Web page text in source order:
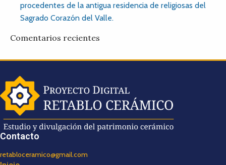
procedentes de la antigua residencia de religiosas del
Sagrado Corazón del Valle.
Comentarios recientes
Contacto
retabloceramico@gmail.com